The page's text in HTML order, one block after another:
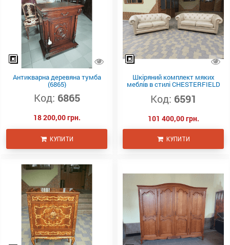
Антикварна деревяна тумба
(6865)
Код: 6865
18 200,00 грн.
КУПИТИ
Шкіряний комплект мяких
меблів в стилі CHESTERFIELD
Код: 6591
101 400,00 грн.
КУПИТИ